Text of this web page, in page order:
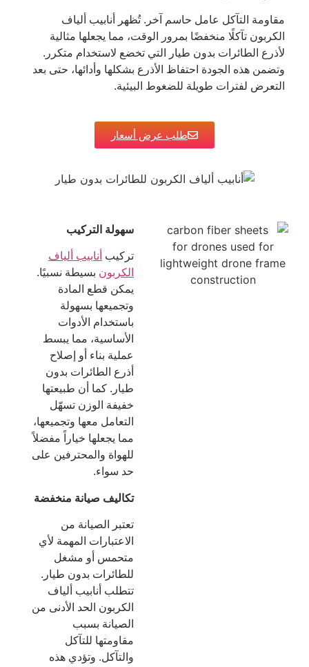
مقاومة التآكل عامل حاسم آخر. تُظهر أنابيب ألياف
الكربون تآكلًا منخفضًا بمرور الوقت، مما يجعلها مثالية
لأذرع الطائرات بدون طيار التي تخضع لاستخدام متكرر.
وتضمن هذه الجودة احتفاظ الأذرع بشكلها وأدائها، حتى بعد
التعرض لفترات طويلة للضغوط البيئية.
طلب عرض أسعار
سهولة التركيب
تركيب أنابيب ألياف
الكربون بسيطة نسبيًا.
يمكن قطع المادة
وتجميعها بسهولة
باستخدام الأدوات
الأساسية، مما يبسط
عملية بناء أو إصلاح
أذرع الطائرات بدون
طيار. كما أن طبيعتها
خفيفة الوزن تسهّل
التعامل معها وتجميعها،
مما يجعلها خياراً مفضلاً
للهواة والمحترفين على
حد سواء.
تكاليف صيانة منخفضة
تعتبر الصيانة من
الاعتبارات المهمة لأي
متحمس أو مشغل
للطائرات بدون طيار.
تتطلب أنابيب ألياف
الكربون الحد الأدنى من
الصيانة بسبب
مقاومتها للتآكل
والتآكل. وتؤدي هذه